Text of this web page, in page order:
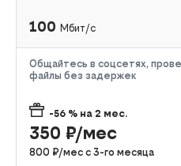
100 Мбит/с
Общайтесь в соцсетях,
файлы без задержек
-56 % на 2 мес.
350 ₽/мес
800 ₽/мес с 3-го месяца